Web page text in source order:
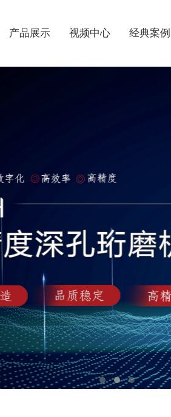
产品展示 视频中心 经典案例